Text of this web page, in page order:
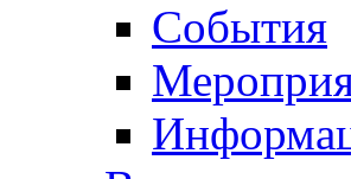
События